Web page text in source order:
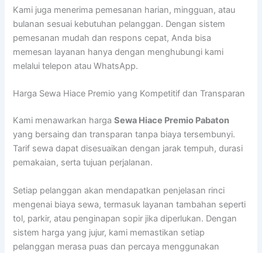
Kami juga menerima pemesanan harian, mingguan, atau
bulanan sesuai kebutuhan pelanggan. Dengan sistem
pemesanan mudah dan respons cepat, Anda bisa
memesan layanan hanya dengan menghubungi kami
melalui telepon atau WhatsApp.
Harga Sewa Hiace Premio yang Kompetitif dan Transparan
Kami menawarkan hargaSewa Hiace Premio Pabaton
yang bersaing dan transparan tanpa biaya tersembunyi.
Tarif sewa dapat disesuaikan dengan jarak tempuh, durasi
pemakaian, serta tujuan perjalanan.
Setiap pelanggan akan mendapatkan penjelasan rinci
mengenai biaya sewa, termasuk layanan tambahan seperti
tol, parkir, atau penginapan sopir jika diperlukan. Dengan
sistem harga yang jujur, kami memastikan setiap
pelanggan merasa puas dan percaya menggunakan